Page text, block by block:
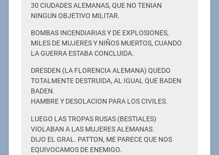
30 CIUDADES ALEMANAS, QUE NO TENIAN
NINGUN OBJETIVO MILITAR.
BOMBAS INCENDIARIAS Y DE EXPLOSIONES,
MILES DE MUJERES Y NIÑOS MUERTOS, CUANDO
LA GUERRA ESTABA CONCLUIDA.
DRESDEN (LA FLORENCIA ALEMANA) QUEDO
TOTALMENTE DESTRUIDA, AL IGUAL QUE BADEN
BADEN.
HAMBRE Y DESOLACION PARA LOS CIVILES.
LUEGO LAS TROPAS RUSAS (BESTIALES)
VIOLABAN A LAS MUJERES ALEMANAS.
DIJO EL GRAL. PATTON, ME PARECE QUE NOS
EQUIVOCAMOS DE ENEMIGO.